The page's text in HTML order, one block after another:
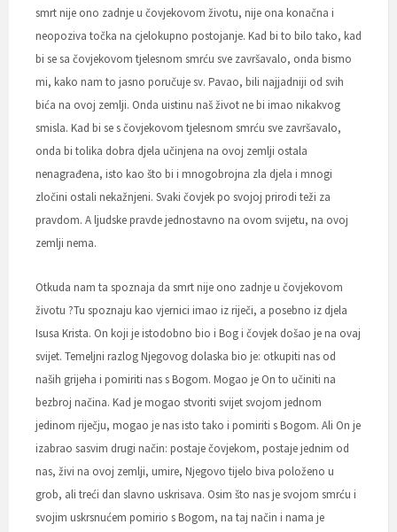
smrt nije ono zadnje u čovjekovom životu, nije ona konačna i
neopoziva točka na cjelokupno postojanje. Kad bi to bilo tako, kad
bi se sa čovjekovom tjelesnom smrću sve završavalo, onda bismo
mi, kako nam to jasno poručuje sv. Pavao, bili najjadniji od svih
bića na ovoj zemlji. Onda uistinu naš život ne bi imao nikakvog
smisla. Kad bi se s čovjekovom tjelesnom smrću sve završavalo,
onda bi tolika dobra djela učinjena na ovoj zemlji ostala
nenagrađena, isto kao što bi i mnogobrojna zla djela i mnogi
zločini ostali nekažnjeni. Svaki čovjek po svojoj prirodi teži za
pravdom. A ljudske pravde jednostavno na ovom svijetu, na ovoj
zemlji nema.
Otkuda nam ta spoznaja da smrt nije ono zadnje u čovjekovom
životu ?Tu spoznaju kao vjernici imao iz riječi, a posebno iz djela
Isusa Krista. On koji je istodobno bio i Bog i čovjek došao je na ovaj
svijet. Temeljni razlog Njegovog dolaska bio je: otkupiti nas od
naših grijeha i pomiriti nas s Bogom. Mogao je On to učiniti na
bezbroj načina. Kad je mogao stvoriti svijet svojom jednom
jedinom riječju, mogao je nas isto tako i pomiriti s Bogom. Ali On je
izabrao sasvim drugi način: postaje čovjekom, postaje jednim od
nas, živi na ovoj zemlji, umire, Njegovo tijelo biva položeno u
grob, ali treći dan slavno uskrisava. Osim što nas je svojom smrću i
svojim uskrsnućem pomirio s Bogom, na taj način i nama je